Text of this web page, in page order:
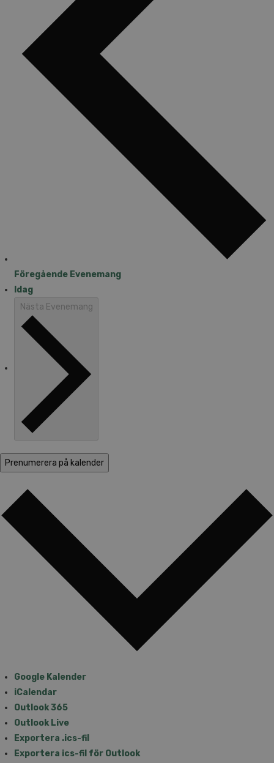
Föregående Evenemang
Idag
Nästa Evenemang
Prenumerera på kalender
Google Kalender
iCalendar
Outlook 365
Outlook Live
Exportera .ics-fil
Exportera ics-fil för Outlook